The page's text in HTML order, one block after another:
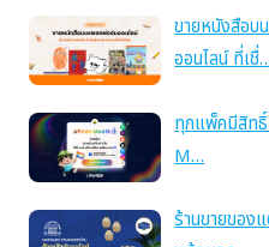
ขายหนังสือ
ออนไลน์ ที่เชื่
ทุกแพ็คมีสิท
M…
ร้านขายของ